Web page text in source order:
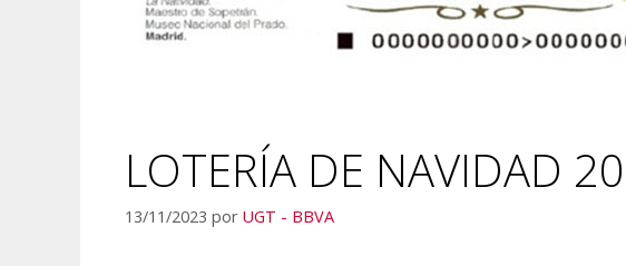
LOTERÍA DE NAVIDAD
13/11/2023 por UGT - BBVA